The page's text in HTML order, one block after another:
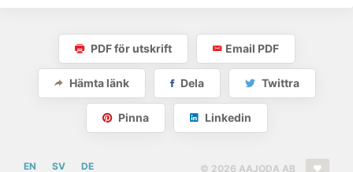
PDF för utskrift Email PDF
Hämta länk Dela Twittra
Pinna Linkedin
© 2026 AAJODA AB
EN SV DE